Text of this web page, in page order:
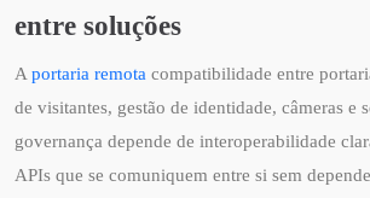
entre soluções
A portaria remota compatibilidade entre
de visitantes, gestão de identidade, câmeras e
governança depende de interoperabilidade
APIs que se comuniquem entre si sem